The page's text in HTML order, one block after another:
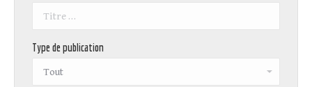
Type de publication